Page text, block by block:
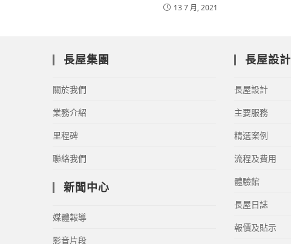
13 7 月, 2021
長屋集團
關於我們
業務介紹
里程碑
聯絡我們
新聞中心
媒體報導
影音片段
長屋設計
長屋設計
主要服務
精選案例
流程及費用
體驗館
長屋日誌
報價及貼示